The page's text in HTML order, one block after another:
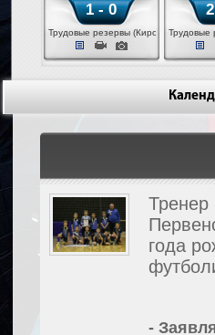
1 - 0
Трудовые резервы (Киров) Трудовые
Тренер
года
-